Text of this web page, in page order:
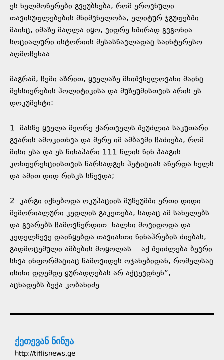
ეს ხელმოწერები გვეუბნება, რომ ეროვნული
თავისუფლებების მნიშვნელობა, ელიტურ ჯგუფებში
მაინც, იმაზე მაღლა იყო, ვიდრე ხშირად გვგონია.
სოციალური ისტორიის შესასწავლადაც საინტერესო
აღმოჩენაა.
მაგრამ, ჩემი აზრით, ყველაზე მნიშვნელოვანი მაინც
მეხსიერების პოლიტიკისა და მუზეუმისთვის არის ეს
დოკუმენტი:
1. მასზე ყველა მეორე ქართველს შეუძლია საკუთარი
გვარის ამოკითხვა და მერე იმ ამბავში ჩაძიება, რომ
მისი ესა და ეს წინაპარი 111 წლის წინ ჰააგის
კონფერენციისთვის წარსადგენ პეტიციას აწერდა ხელს
და ამით დიდ რისკს სწევდა;
2. კარგი იქნებოდა ოკუპაციის მუზეუმში ერთი დიდი
მემორიალური კედლის გაკეთება, სადაც ამ სახელებს
და გვარებს ჩამოვწერდით. ხალხი მოვიდოდა და
კედელზევე დაიწყებდა თავიანთი წინაპრების ძიებას,
გადმოცემული ამბების მოყოლას… აქ შეიძლება ბევრი
სხვა ინფორმაციაც წამოვიდეს ოჯახებიდან, რომელსაც
ისინი დღემდე ყურადღებას არ აქცევდნენ”, –
აცხადებს ბექა კობახიძე.
ქეთევან ნინუა
http://tiflisnews.ge